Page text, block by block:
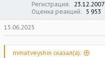
Регистрация 23.12.2007
Оценка реакций
5 953
15.06.2025
mmatveyshin сказал(а):